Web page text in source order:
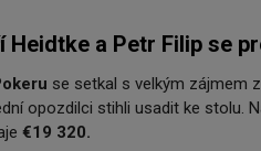
Heidtke a Petr Filip se
se setkal s velkým zájmem
opozdilci stihli usadit ke stolu.
€19 320.